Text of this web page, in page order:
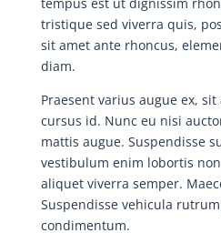
tristique sed viverra quis,
sit amet ante rhoncus,
diam.
Praesent varius augue ex,
cursus id. Nunc eu nisi
mattis augue. Suspendisse
vestibulum enim lobortis
aliquet viverra semper.
Suspendisse vehicula
condimentum.